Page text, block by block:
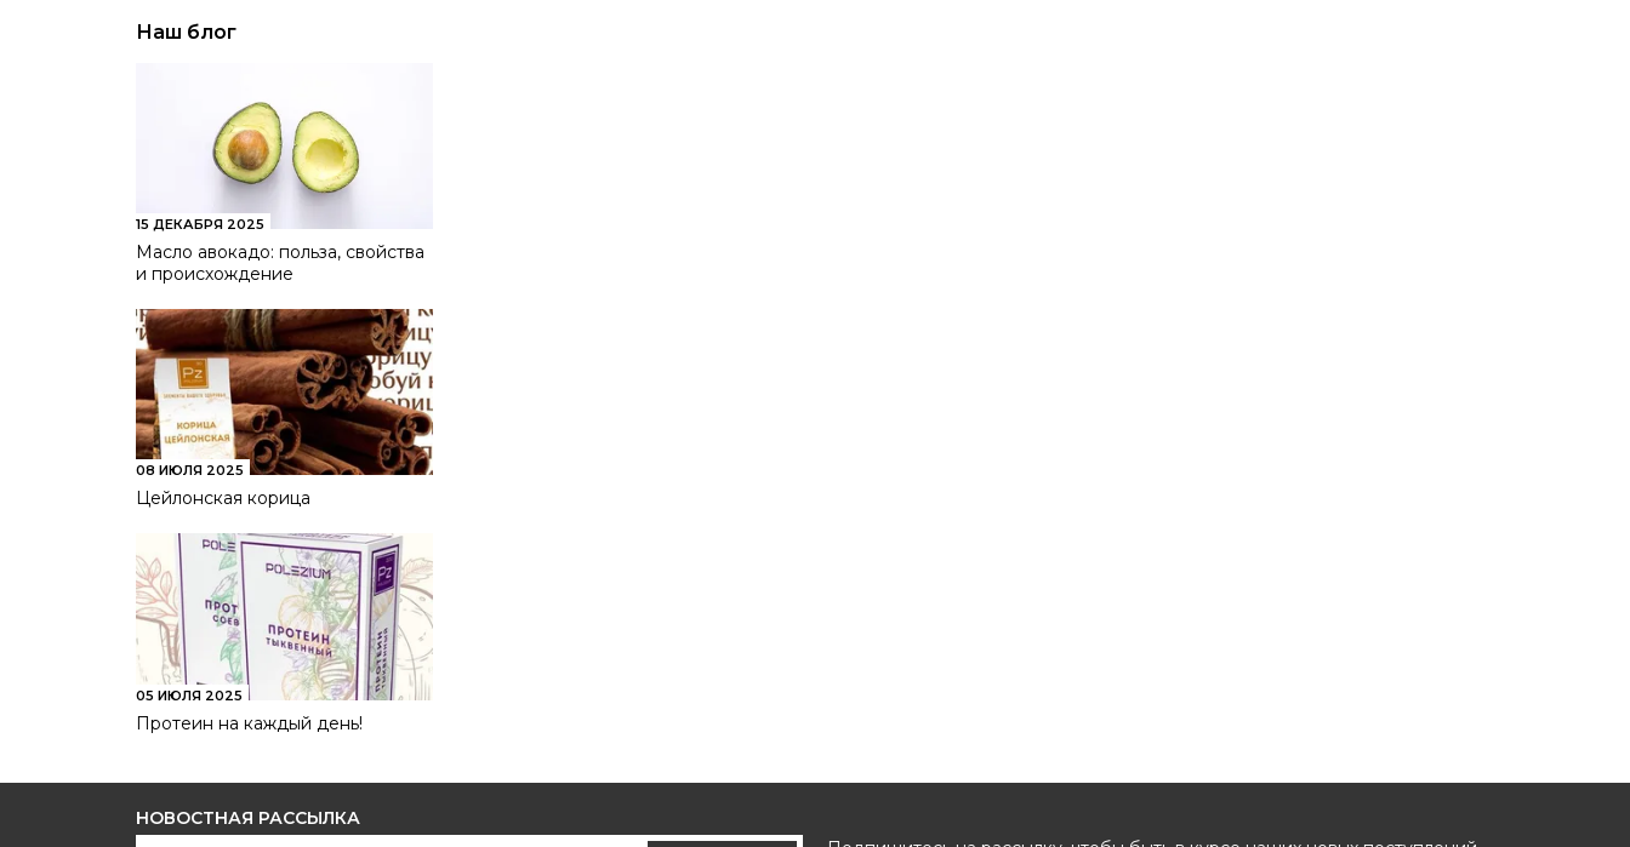
Наш блог
15 ДЕКАБРЯ 2025
Масло авокадо: польза, свойства
и происхождение
08 ИЮЛЯ 2025
Цейлонская корица
05 ИЮЛЯ 2025
Протеин на каждый день!
НОВОСТНАЯ РАССЫЛКА